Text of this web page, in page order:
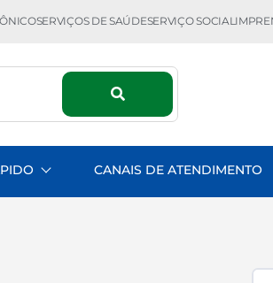
SERVIÇOS DE SAÚDESERVIÇO SOCIAL
CANAIS DE ATENDIMENTO